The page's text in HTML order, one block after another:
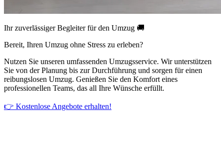
Ihr zuverlässiger Begleiter für den Umzug 🚚
Bereit, Ihren Umzug ohne Stress zu erleben?
Nutzen Sie unseren umfassenden Umzugsservice. Wir unterstützen
Sie von der Planung bis zur Durchführung und sorgen für einen
reibungslosen Umzug. Genießen Sie den Komfort eines
professionellen Teams, das all Ihre Wünsche erfüllt.
👉 Kostenlose Angebote erhalten!